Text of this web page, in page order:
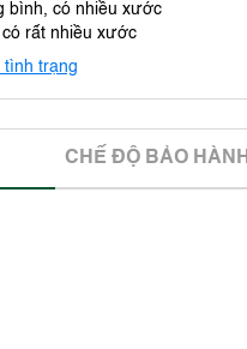
bình, có nhiều xước
rất nhiều xước
tình trạng
CHẾ ĐỘ BẢO HÀNH